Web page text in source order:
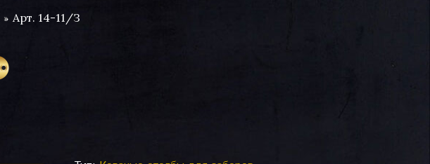
Арт. 14-11/З